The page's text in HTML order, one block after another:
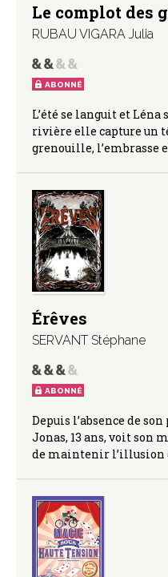
Le complot des
RUBAU VIGARA Julia
ABONNÉ
L’été se languit et Léna
rivière elle capture un
grenouille, l’embrasse
Érêves
SERVANT Stéphane
ABONNÉ
Depuis l’absence de
Jonas, 13 ans, voit son
de maintenir l’illusion